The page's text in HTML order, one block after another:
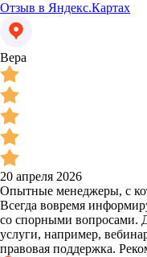
Отзыв в Яндекс.Картах
Вера
20 апреля 2026
Опытные менеджеры, с
Всегда вовремя
со спорными вопросами.
услуги, например,
правовая поддержка.